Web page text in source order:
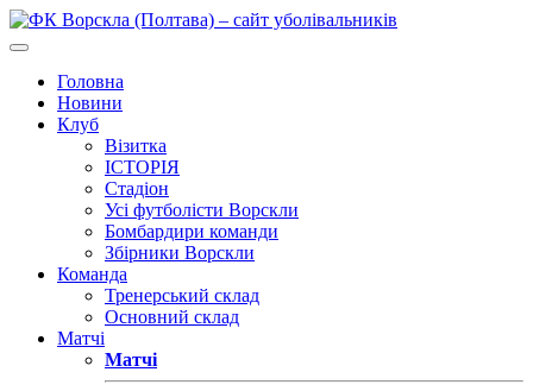
Головна
Новини
Клуб
Візитка
ІСТОРІЯ
Стадіон
Усі футболісти Ворскли
Бомбардири команди
Збірники Ворскли
Команда
Тренерський склад
Основний склад
Матчі
Матчі